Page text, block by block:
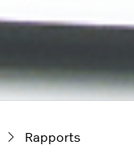
Rapports